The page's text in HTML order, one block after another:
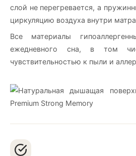
слой не перегревается, а
циркуляцию воздуха внутри
Все материалы
ежедневного сна, в том
чувствительностью к пыли и